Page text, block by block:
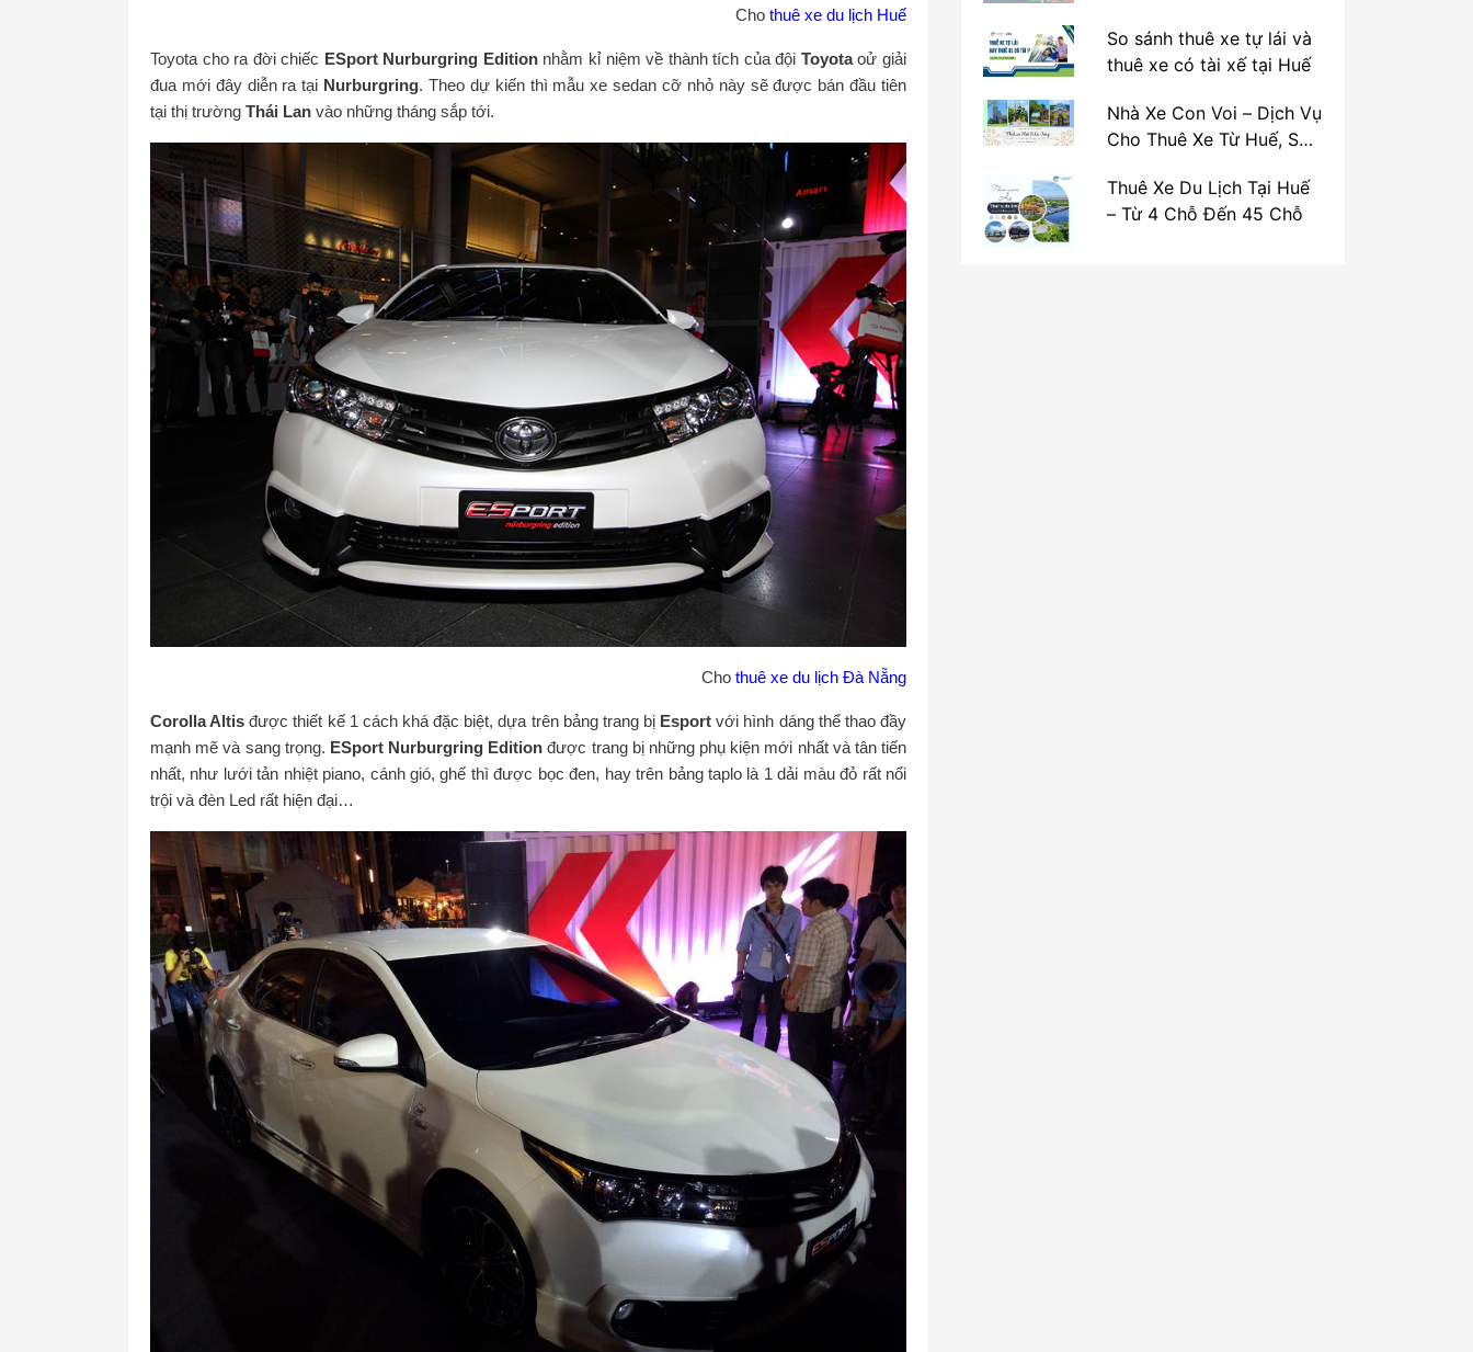
Cho thuê xe du lịch Huế
Toyota cho ra đời chiếc ESport Nurburgring Editionnhằm kỉ niệm về thành tích của đội Toyotaoử giải
đua mới đây diễn ra tại Nurburgring. Theo dự kiến thì mẫu xe sedan cỡ nhỏ này sẽ được bán đầu tiên
tại thị trường Thái Lan vào những tháng sắp tới.
Cho thuê xe du lịch Đà Nẵng
Corolla Altis được thiết kế 1 cách khá đặc biệt, dựa trên bảng trang bị Esport với hình dáng thể thao đầy
mạnh mẽ và sang trọng. ESport Nurburgring Edition được trang bị những phụ kiện mới nhất và tân tiến
nhất, như lưới tản nhiệt piano, cánh gió, ghế thì được bọc đen, hay trên bảng taplo là 1 dải màu đỏ rất nổi
trội và đèn Led rất hiện đại…
So sánh thuê xe tự lái và
thuê xe có tài xế tại Huế
Nhà Xe Con Voi – Dịch Vụ
Cho Thuê Xe Từ Huế, Sân
La Vang
Thuê Xe Du Lịch Tại Huế
– Từ 4 Chỗ Đến 45 Chỗ